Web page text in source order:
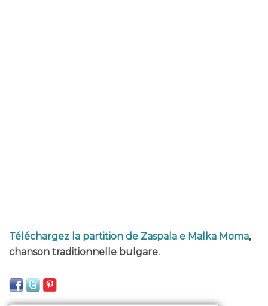
Téléchargez la partition de Zaspala e Malka Moma,
chanson traditionnelle bulgare.